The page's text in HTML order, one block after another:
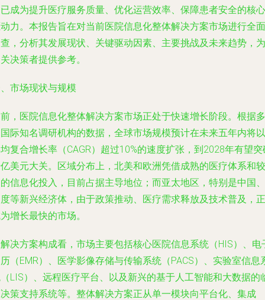
成为提升医疗服务质量、优化运营效率、保障患者安全的核心
力。本报告旨在对当前医院信息化整体解决方案市场进行全面
，分析其发展现状、关键驱动因素、主要挑战及未来趋势，为
决策者提供参考。
市场现状与规模
，医院信息化整体解决方案市场正处于快速增长阶段。根据多
际知名调研机构的数据，全球市场规模预计在未来五年内将以
复合增长率（CAGR）超过10%的速度扩张，到2028年有望突
美元大关。区域分布上，北美和欧洲凭借成熟的医疗体系和较
信息化投入，目前占据主导地位；而亚太地区，特别是中国、
等新兴经济体，由于政策推动、医疗需求释放及技术普及，正
增长最快的市场。
决方案构成看，市场主要包括核心医院信息系统（HIS）、电
（EMR）、医学影像存储与传输系统（PACS）、实验室信息
LIS）、远程医疗平台、以及新兴的基于人工智能和大数据的
策支持系统等。整体解决方案正从单一模块向平台化、集成